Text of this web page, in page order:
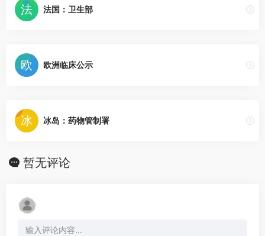
法国：卫生部
欧洲临床公示
冰岛：药物管制署
暂无评论